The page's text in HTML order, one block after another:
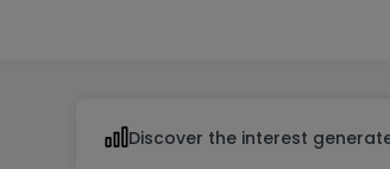
Discover the interest